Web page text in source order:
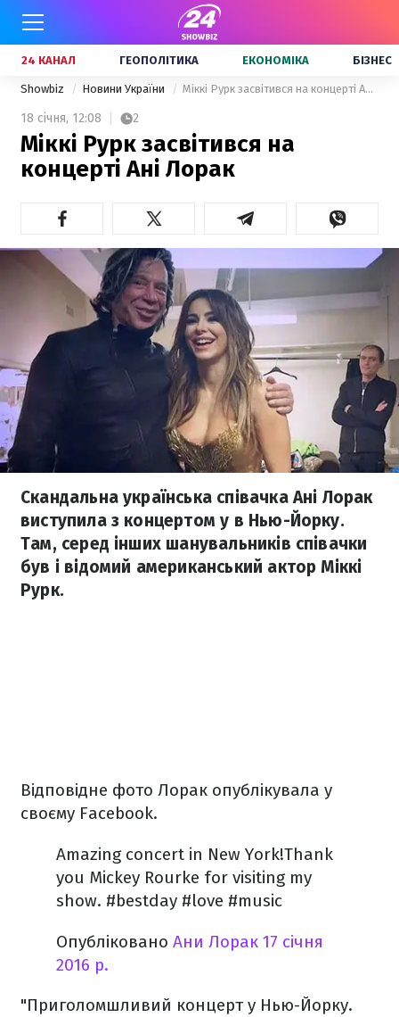
24 КАНАЛ ГЕОПОЛІТИКА ЕКОНОМІКА БІЗНЕС
Showbiz Новини України Міккі Рурк засвітився на концерті Ані Лорак
18 січня, 12:08 2
Міккі Рурк засвітився на
концерті Ані Лорак
Скандальна українська співачка Ані Лорак
виступила з концертом у в Нью-Йорку.
Там, серед інших шанувальників співачки
був і відомий американський актор Міккі
Рурк.
Відповідне фото Лорак опублікувала у
своєму Facebook.
Amazing concert in New York!Thank
you Mickey Rourke for visiting my
show. #bestday #love #music
Опубліковано Ани Лорак 17 січня
2016 р.
"Приголомшливий концерт у Нью-Йорку.